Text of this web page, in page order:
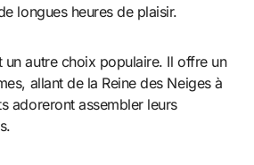
longues heures de plaisir.
autre choix populaire. Il offre un
allant de la Reine des Neiges à
adoreront assembler leurs